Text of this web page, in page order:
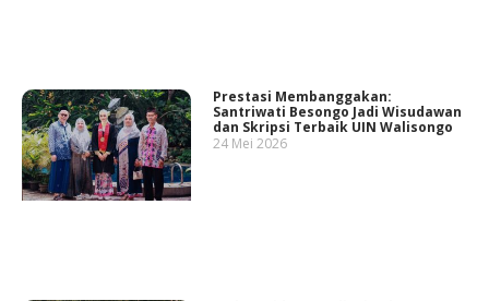
Prestasi Membanggakan:
Santriwati Besongo Jadi Wisudawan
dan Skripsi Terbaik UIN Walisongo
24 Mei 2026